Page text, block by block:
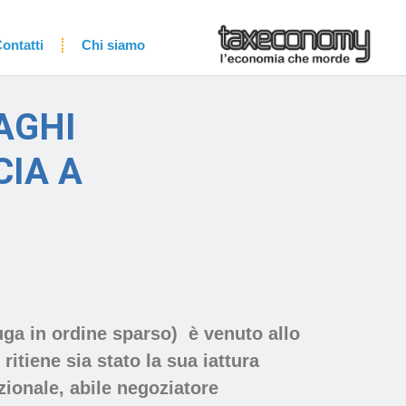
Chi siamo
A
in ordine sparso) è venuto allo
ritiene sia stato la sua iattura
abile negoziatore